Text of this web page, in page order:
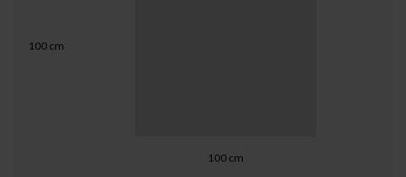
100 cm
100 cm